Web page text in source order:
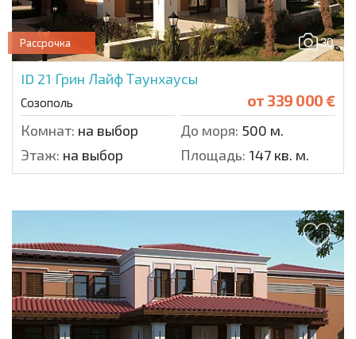
30
Рассрочка
ID 21 Грин Лайф Таунхаусы
Созополь от 339 000 €
Комнат: на выбор До моря: 500 м.
Этаж: на выбор Площадь: 147 кв. м.